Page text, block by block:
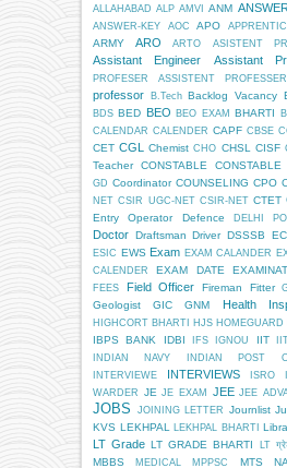
ALLAHABAD ALP AMVI ANM
ANSWER-KEY
AOC APO
ARMY ARO ARTO ASISTENT
Assistant Engineer
Assistant
PROFESER
ASSISTENT
professor
B.Tech Backlog Vacancy
BDS BED BEO BEO EXAM BHARTI
CALENDAR CALENDER CAPF CBSE
CET CGL Chemist CHO CHSL CISF
Teacher
CONSTABLE CONSTABLE
GD Coordinator COUNSELING CPO
NET CSIR UGC-NET CSIR-NET CTET
Entry Operator
Defence DELHI
Doctor Draftsman Driver DSSSB
ESIC EWS Exam EXAM CALANDER
CALENDER
EXAM DATE
FEES
Field Officer Fireman Fitter
Geologist GIC GNM Health
HIGHCORT BHARTI HJS HOMEGUARD
IBPS BANK
IDBI IFS IGNOU IIT
INDIAN NAVY INDIAN POST
INTERVIEWE INTERVIEWS ISRO
WARDER JE JE EXAM JEE JEE
JOBS JOINING LETTER Journlist
KVS LEKHPAL LEKHPAL BHARTI
LT Grade LT GRADE BHARTI LT
MBBS
MEDICAL MPPSC MTS